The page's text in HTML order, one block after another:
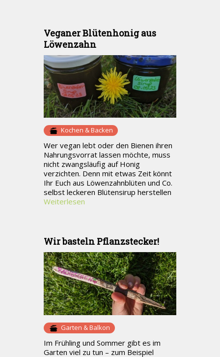
Veganer Blütenhonig aus
Löwenzahn
Kochen & Backen
Wer vegan lebt oder den Bienen ihren
Nahrungsvorrat lassen möchte, muss
nicht zwangsläufig auf Honig
verzichten. Denn mit etwas Zeit könnt
Ihr Euch aus Löwenzahnblüten und Co.
selbst leckeren Blütensirup herstellen
Weiterlesen
Wir basteln Pflanzstecker!
Garten & Balkon
Im Frühling und Sommer gibt es im
Garten viel zu tun – zum Beispiel